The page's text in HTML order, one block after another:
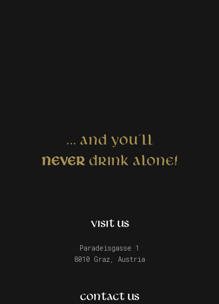
... AND YOU´LL
NEVERDRINK ALONE!
VISIT US
Paradeisgasse 1
8010 Graz, Austria
CONTACT US